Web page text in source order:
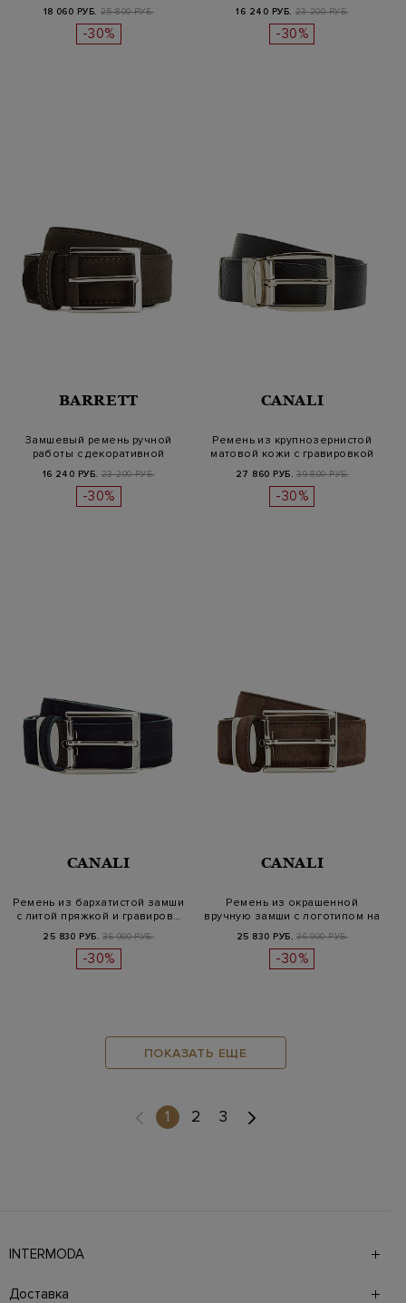
18 060 РУБ. 25 800 РУБ.
-30%
16 240 РУБ. 23 200 РУБ.
-30%
BARRETT
Замшевый ремень ручной
работы с декоративной
прострочк…
16 240 РУБ. 23 200 РУБ.
-30%
CANALI
Ремень из крупнозернистой
матовой кожи с гравировкой
27 860 РУБ. 39 800 РУБ.
-30%
CANALI
Ремень из бархатистой замши
с литой пряжкой и гравиров…
25 830 РУБ. 36 900 РУБ.
-30%
CANALI
Ремень из окрашенной
вручную замши с логотипом на
пряж…
25 830 РУБ. 36 900 РУБ.
-30%
ПОКАЗАТЬ ЕЩЕ
1 (current)
2 3
INTERMODA
брендов на 4 этажах в самом центре города. На сайте
Доставка